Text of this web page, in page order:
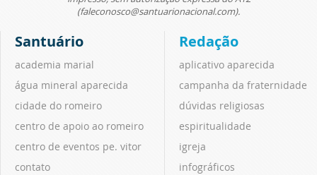
(faleconosco@santuarionacional.com).
Santuário
academia marial
água mineral aparecida
cidade do romeiro
centro de apoio ao romeiro
centro de eventos pe. vitor
contato
Redação
aplicativo aparecida
campanha da fraternidade
dúvidas religiosas
espiritualidade
igreja
infográficos